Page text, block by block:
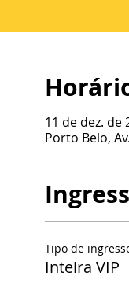
11 de dez. de
Porto Belo,
Tipo de
Inteira VIP